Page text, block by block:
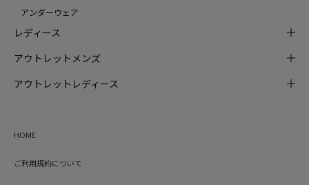
アンダーウェア
レディース
アウトレットメンズ
アウトレットレディース
HOME
ご利用規約について